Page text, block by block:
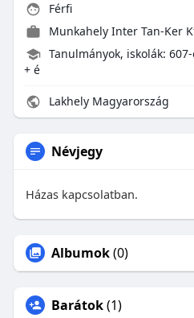
Férfi
Munkahely Inter Tan-Ker
Tanulmányok, iskolák:
+ é
Lakhely Magyarország
Névjegy
Házas kapcsolatban.
Albumok(0)
Barátok(1)